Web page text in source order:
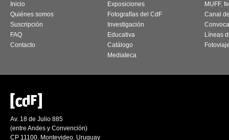
Inicio
Quiénes somos
Suscripción
FAQ
Contacto
Exposiciones
Fotografías del CdF
Investigación
Educativa
Catálogo
Mediateca
MUFF,
Canal
Líneas
Av. 18 de Julio 885
(entre Andes y Convención)
CP 11100. Montevideo. Uruguay